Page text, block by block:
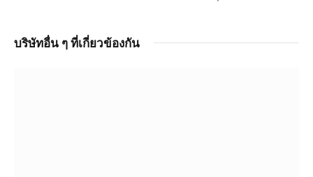
บริษัทอื่น ๆ ที่เกี่ยวข้องกัน